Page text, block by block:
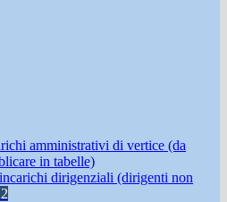
amministrativi di vertice (da
in tabelle)
dirigenziali (dirigenti non